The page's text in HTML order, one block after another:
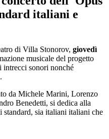
italiani e
di Villa Stonorov, giovedì
musicale del progetto
intrecci sonori nonché
da Michele Marini, Lorenzo
Benedetti, si dedica alla
sia italiani italiani che